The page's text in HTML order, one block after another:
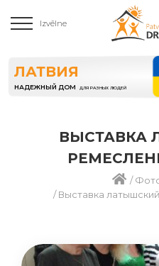
Izvēlne
ЛАТВИЯ
НАДЕЖНЫЙ ДОМ ДЛЯ РАЗНЫХ ЛЮДЕЙ
ВЫСТАВКА
/
/Выставка